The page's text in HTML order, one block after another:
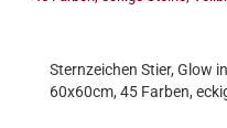
Sternzeichen Stier, Glow
60x60cm, 45 Farben,